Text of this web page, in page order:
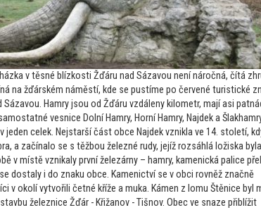
v těsné blízkosti Žďáru nad Sázavou není náročná, čítá
na žďárském náměstí, kde se pustíme po červené turistické
Sázavou. Hamry jsou od Žďáru vzdáleny kilometr, mají asi
vesnice Dolní Hamry, Horní Hamry, Najdek a
celek. Nejstarší část obce Najdek vznikla ve 14. století,
a začínalo se s těžbou železné rudy, jejíž rozsáhlá ložiska
v místě vznikaly první železárny – hamry, kamenická palice
dostaly i do znaku obce. Kamenictví se v obci rovněž značně
v okolí vytvořili četné kříže a muka. Kámen z lomu Štěnice byl
železnice Žďár - Křižanov - Tišnov. Obec ve snaze přiblížit